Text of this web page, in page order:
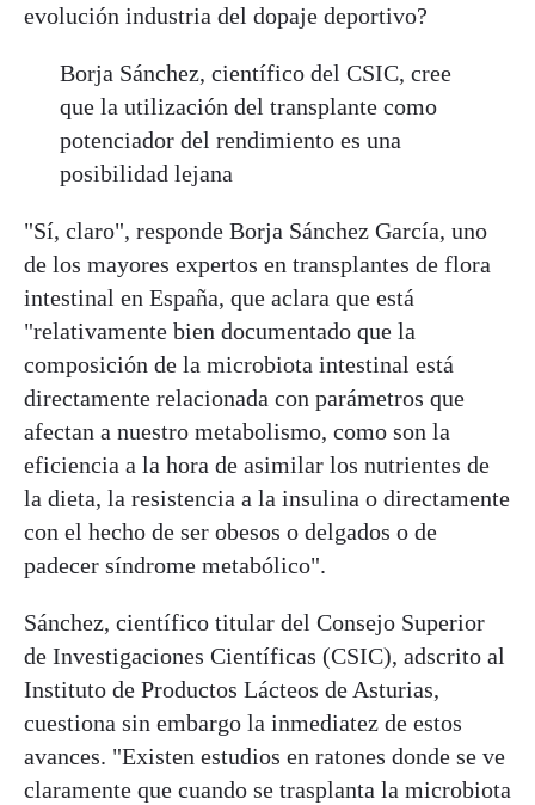
evolución industria del dopaje deportivo?
Borja Sánchez, científico del CSIC, cree
que la utilización del transplante como
potenciador del rendimiento es una
posibilidad lejana
"Sí, claro", responde Borja Sánchez García, uno
de los mayores expertos en transplantes de flora
intestinal en España, que aclara que está
"relativamente bien documentado que la
composición de la microbiota intestinal está
directamente relacionada con parámetros que
afectan a nuestro metabolismo, como son la
eficiencia a la hora de asimilar los nutrientes de
la dieta, la resistencia a la insulina o directamente
con el hecho de ser obesos o delgados o de
padecer síndrome metabólico".
Sánchez, científico titular del Consejo Superior
de Investigaciones Científicas (CSIC), adscrito al
Instituto de Productos Lácteos de Asturias,
cuestiona sin embargo la inmediatez de estos
avances. "Existen estudios en ratones donde se ve
claramente que cuando se trasplanta la microbiota